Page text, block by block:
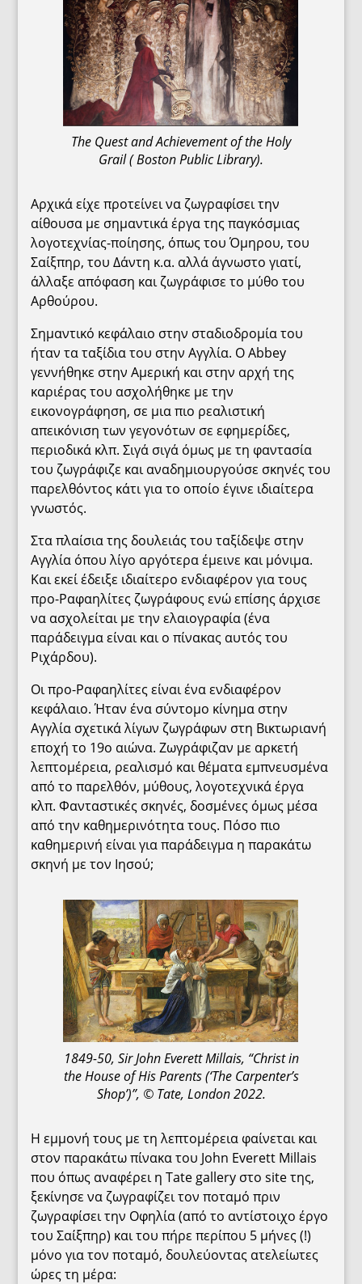
The Quest and Achievement of the Holy
Grail ( Boston Public Library).
Αρχικά είχε προτείνει να ζωγραφίσει την
αίθουσα με σημαντικά έργα της παγκόσμιας
λογοτεχνίας-ποίησης, όπως του Όμηρου, του
Σαίξπηρ, του Δάντη κ.α. αλλά άγνωστο γιατί,
άλλαξε απόφαση και ζωγράφισε το μύθο του
Αρθούρου.
Σημαντικό κεφάλαιο στην σταδιοδρομία του
ήταν τα ταξίδια του στην Αγγλία. Ο Abbey
γεννήθηκε στην Αμερική και στην αρχή της
καριέρας του ασχολήθηκε με την
εικονογράφηση, σε μια πιο ρεαλιστική
απεικόνιση των γεγονότων σε εφημερίδες,
περιοδικά κλπ. Σιγά σιγά όμως με τη φαντασία
του ζωγράφιζε και αναδημιουργούσε σκηνές του
παρελθόντος κάτι για το οποίο έγινε ιδιαίτερα
γνωστός.
Στα πλαίσια της δουλειάς του ταξίδεψε στην
Αγγλία όπου λίγο αργότερα έμεινε και μόνιμα.
Και εκεί έδειξε ιδιαίτερο ενδιαφέρον για τους
προ-Ραφαηλίτες ζωγράφους ενώ επίσης άρχισε
να ασχολείται με την ελαιογραφία (ένα
παράδειγμα είναι και ο πίνακας αυτός του
Ριχάρδου).
Οι προ-Ραφαηλίτες είναι ένα ενδιαφέρον
κεφάλαιο. Ήταν ένα σύντομο κίνημα στην
Αγγλία σχετικά λίγων ζωγράφων στη Βικτωριανή
εποχή το 19ο αιώνα. Ζωγράφιζαν με αρκετή
λεπτομέρεια, ρεαλισμό και θέματα εμπνευσμένα
από το παρελθόν, μύθους, λογοτεχνικά έργα
κλπ. Φανταστικές σκηνές, δοσμένες όμως μέσα
από την καθημερινότητα τους. Πόσο πιο
καθημερινή είναι για παράδειγμα η παρακάτω
σκηνή με τον Ιησού;
1849-50, Sir John Everett Millais, “Christ in
the House of His Parents (‘The Carpenter’s
Shop’)”, © Tate, London 2022.
Η εμμονή τους με τη λεπτομέρεια φαίνεται και
στον παρακάτω πίνακα του John Everett Millais
που όπως αναφέρει η Tate gallery στο site της,
ξεκίνησε να ζωγραφίζει τον ποταμό πριν
ζωγραφίσει την Οφηλία (από το αντίστοιχο έργο
του Σαίξπηρ) και του πήρε περίπου 5 μήνες (!)
μόνο για τον ποταμό, δουλεύοντας ατελείωτες
ώρες τη μέρα: